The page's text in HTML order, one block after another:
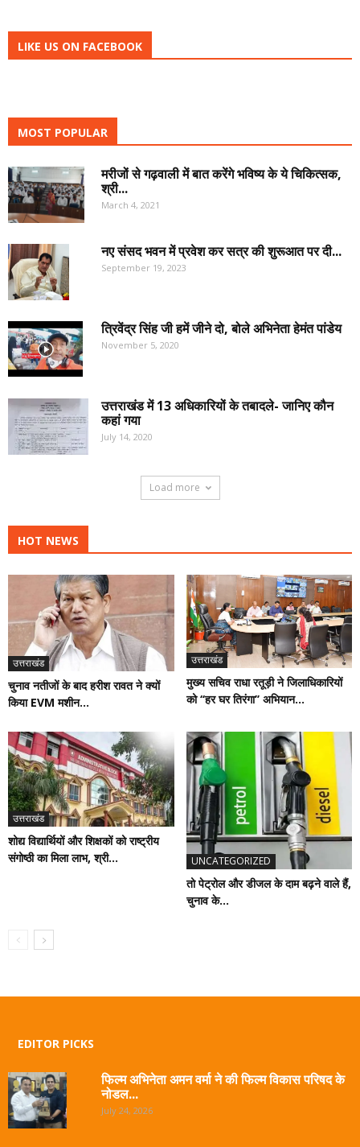
LIKE US ON FACEBOOK
MOST POPULAR
मरीजों से गढ़वाली में बात करेंगे भविष्य के ये चिकित्सक,
श्री...
March 4, 2021
नए संसद भवन में प्रवेश कर सत्र की शुरूआत पर दी...
September 19, 2023
त्रिवेंद्र सिंह जी हमें जीने दो, बोले अभिनेता हेमंत पांडेय
November 5, 2020
उत्तराखंड में 13 अधिकारियों के तबादले- जानिए कौन
कहां गया
July 14, 2020
Load more
HOT NEWS
उत्तराखंड
चुनाव नतीजों के बाद हरीश रावत ने क्यों
किया EVM मशीन...
उत्तराखंड
मुख्य सचिव राधा रतूड़ी ने जिलाधिकारियों
को ‘‘हर घर तिरंगा’’ अभियान...
उत्तराखंड
शोद्य विद्यार्थियों और शिक्षकों को राष्ट्रीय
संगोष्ठी का मिला लाभ, श्री...
UNCATEGORIZED
तो पेट्रोल और डीजल के दाम बढ़ने वाले हैं,
चुनाव के...
EDITOR PICKS
फिल्म अभिनेता अमन वर्मा ने की फिल्म विकास परिषद के
नोडल...
July 24, 2026